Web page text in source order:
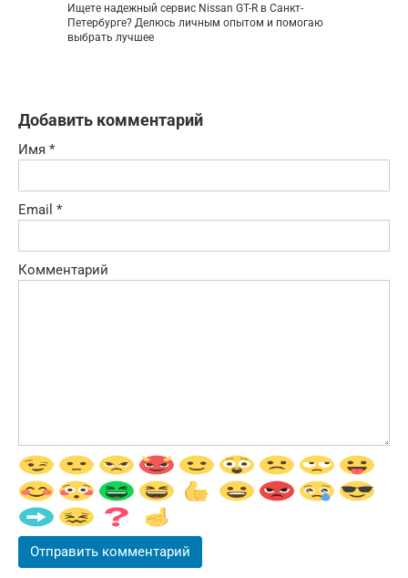
Ищете надежный сервис Nissan GT-R в Санкт-
Петербурге? Делюсь личным опытом и помогаю
выбрать лучшее
Добавить комментарий
Имя *
Email *
Комментарий